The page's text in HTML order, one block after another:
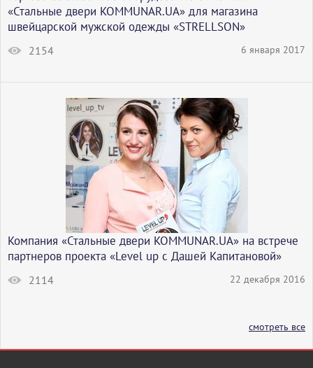
смотреть все
«Стальные двери KOMMUNAR.UA» для магазина
швейцарской мужской одежды «STRELLSON»
2154 6 января 2017
Компания «Стальные двери KOMMUNAR.UA» на встрече
партнеров проекта «Level up с Дашей Капитановой»
2114 22 декабря 2016